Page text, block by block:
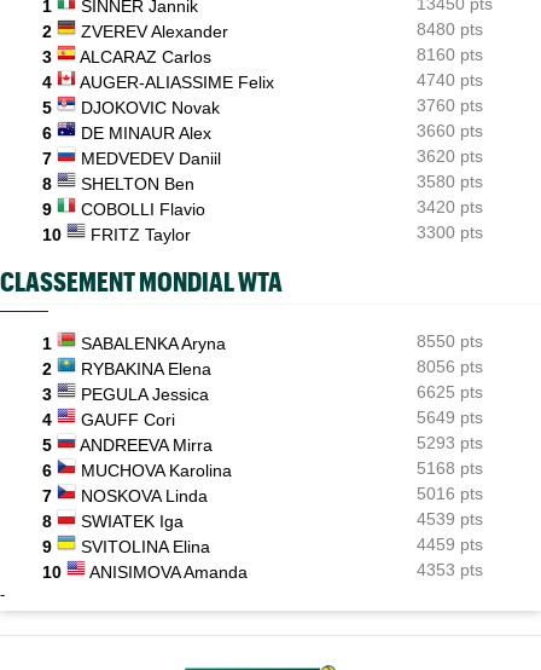
Coco Gauff : "Je soutiens la communauté trans, mais..."
15:05
Jeunes
Coupe Galéa : l’équipe de France U18 championne d’Europe
2026
1 SINNER Jannik
2
ZVEREV Alexander
8480 pts
3
ALCARAZ Carlos
8160 pts
4
AUGER-ALIASSIME Felix
4740 pts
5
DJOKOVIC Novak
3760 pts
6
DE MINAUR Alex
3660 pts
7
MEDVEDEV Daniil
3620 pts
8
SHELTON Ben
3580 pts
9
COBOLLI Flavio
3420 pts
10
FRITZ Taylor 3300 pts
CLASSEMENT MONDIAL WTA
1 SABALENKA Aryna
8550 pts
2
RYBAKINA Elena
8056 pts
3
PEGULA Jessica
6625 pts
4
GAUFF Cori
5649 pts
5
ANDREEVA Mirra
5293 pts
6
MUCHOVA Karolina
5168 pts
7
NOSKOVA Linda
5016 pts
8
SWIATEK Iga
4539 pts
9
SVITOLINA Elina
4459 pts
10
ANISIMOVA Amanda 4353 pts
-